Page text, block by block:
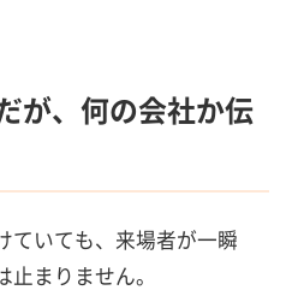
が、何の会社か伝
ていても、来場者が一瞬
まりません。